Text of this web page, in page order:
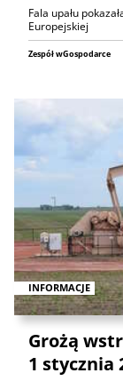
Fala upału
Europejskiej
Zespół wGospodarce
INFORMACJE
Grożą
1 stycznia